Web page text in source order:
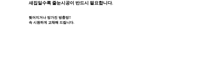
새집일수록 줄눈시공이 반드시 필요합니다.
찢어지거나 망가진 방충망!!
속 시원하게 교채해 드립니다.